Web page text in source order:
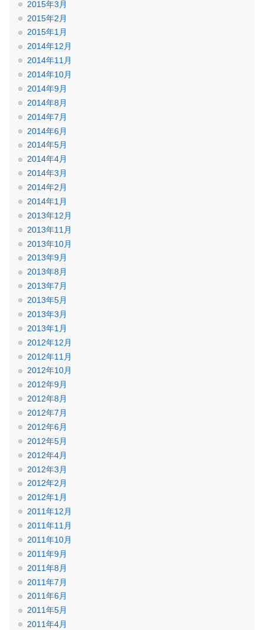
2015年3月
2015年2月
2015年1月
2014年12月
2014年11月
2014年10月
2014年9月
2014年8月
2014年7月
2014年6月
2014年5月
2014年4月
2014年3月
2014年2月
2014年1月
2013年12月
2013年11月
2013年10月
2013年9月
2013年8月
2013年7月
2013年5月
2013年3月
2013年1月
2012年12月
2012年11月
2012年10月
2012年9月
2012年8月
2012年7月
2012年6月
2012年5月
2012年4月
2012年3月
2012年2月
2012年1月
2011年12月
2011年11月
2011年10月
2011年9月
2011年8月
2011年7月
2011年6月
2011年5月
2011年4月